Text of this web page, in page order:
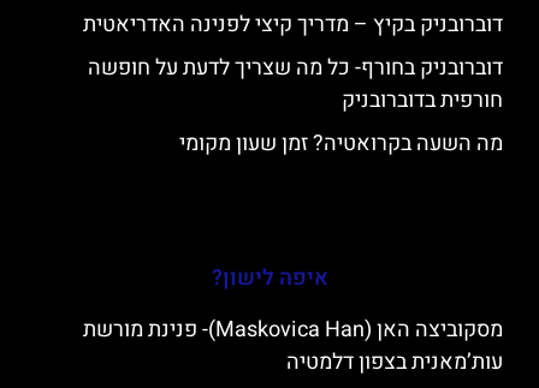
דוברובניק בקיץ – מדריך קיצי לפנינה האדריאטית
דוברובניק בחורף- כל מה שצריך לדעת על חופשה
חורפית בדוברובניק
מה השעה בקרואטיה? זמן שעון מקומי
איפה לישון?
מסקוביצה האן (Maskovica Han)- פנינת מורשת
עות’מאנית בצפון דלמטיה